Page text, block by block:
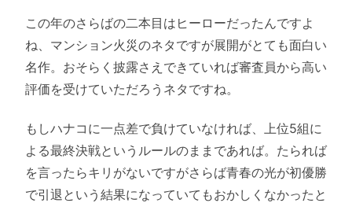
この年のさらばの二本目はヒーローだったんですよ
ね、マンション火災のネタですが展開がとても面白い
名作。おそらく披露さえできていれば審査員から高い
評価を受けていただろうネタですね。
もしハナコに一点差で負けていなければ、上位5組に
よる最終決戦というルールのままであれば。たられば
を言ったらキリがないですがさらば青春の光が初優勝
で引退という結果になっていてもおかしくなかったと